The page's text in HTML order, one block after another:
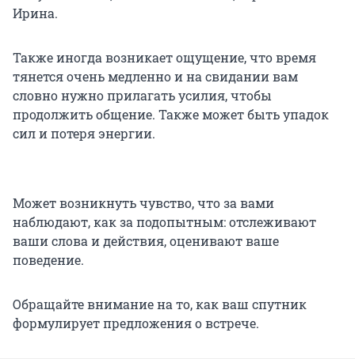
Ирина.
Также иногда возникает ощущение, что время
тянется очень медленно и на свидании вам
словно нужно прилагать усилия, чтобы
продолжить общение. Также может быть упадок
сил и потеря энергии.
Может возникнуть чувство, что за вами
наблюдают, как за подопытным: отслеживают
ваши слова и действия, оценивают ваше
поведение.
Обращайте внимание на то, как ваш спутник
формулирует предложения о встрече.